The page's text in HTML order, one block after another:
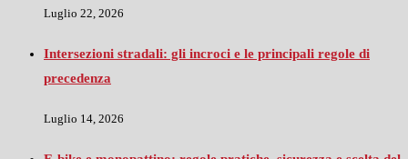
Luglio 22, 2026
Intersezioni stradali: gli incroci e le principali regole di
precedenza
Luglio 14, 2026